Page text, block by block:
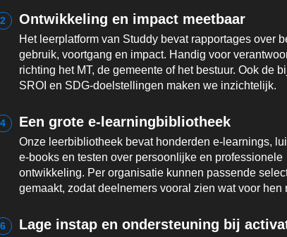
2 Ontwikkeling en impact meetbaar
Het leerplatform van Studdy bevat rapportages over
gebruik, voortgang en impact. Handig voor
richting het MT, de gemeente of het bestuur. Ook de
SROI en SDG-doelstellingen maken we inzichtelijk.
4 Een grote e-learningbibliotheek
Onze leerbibliotheek bevat honderden e-learnings,
e-books en testen over persoonlijke en professionele
ontwikkeling. Per organisatie kunnen passende
gemaakt, zodat deelnemers vooral zien wat voor hen
6 Lage instap en ondersteuning bij